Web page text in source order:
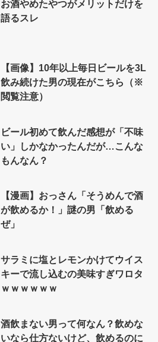
お酒やめたやつがメリットだけを
語るスレ
【画像】10年以上毎日ビールを3L
飲み続けた男の現在がこちら（※
閲覧注意）
ビール初めて飲んだ感想が「不味
い」しかなかったんだが…こんな
もんなん？
【漫画】おっさん「そうめんで酒
が飲めるか！」謎の男「飲める
ぜ」
サラミに塩とレモンかけてウイス
キーで流し込むの美味すぎワロタ
ｗｗｗｗｗｗ
酒飲まない男って何なん？飲めな
いなら仕方ないけど、飲めるのに